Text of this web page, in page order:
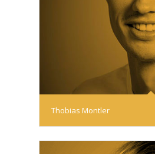
Thobias Montler